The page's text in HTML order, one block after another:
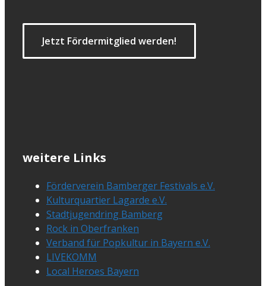
Jetzt Fördermitglied werden!
weitere Links
Förderverein Bamberger Festivals e.V.
Kulturquartier Lagarde e.V.
Stadtjugendring Bamberg
Rock in Oberfranken
Verband für Popkultur in Bayern e.V.
LIVEKOMM
Local Heroes Bayern